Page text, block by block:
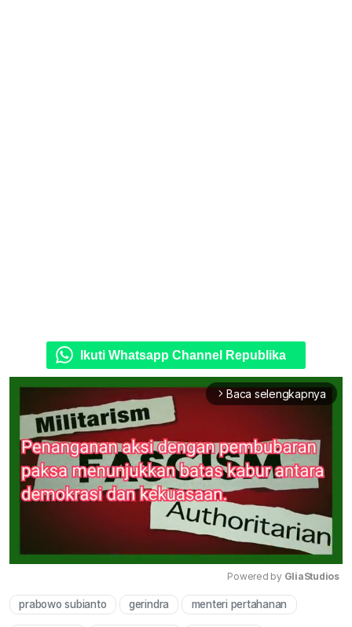
Ikuti Whatsapp Channel Republika
arrow_forward_ios Baca selengkapnya
Mute
Powered by GliaStudios
prabowo subianto gerindra menteri pertahanan